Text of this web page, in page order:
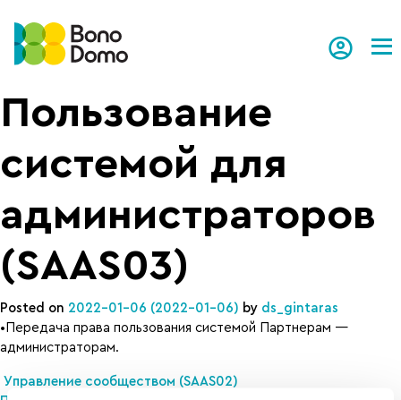
Пользование
системой для
администраторов
(SAAS03)
Posted on 2022-01-06 (2022-01-06) by ds_gintaras
•Передача права пользования системой Партнерам —
администраторам.
Навигация по записям
Управление сообществом (SAAS02)